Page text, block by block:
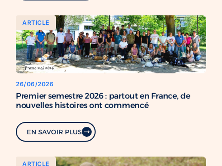
ARTICLE
26/06/2026
Premier semestre 2026 : partout en France, de
nouvelles histoires ont commencé
EN SAVOIR PLUS
ARTICLE